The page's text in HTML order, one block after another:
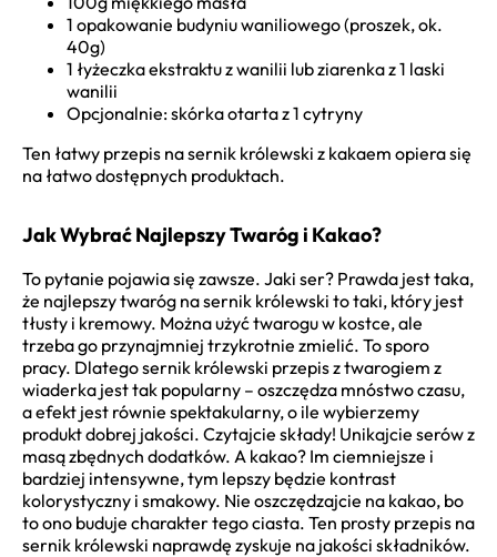
1 opakowanie budyniu waniliowego (proszek, ok.
40g)
1 łyżeczka ekstraktu z wanilii lub ziarenka z 1 laski
wanilii
Opcjonalnie: skórka otarta z 1 cytryny
Ten łatwy przepis na sernik królewski z kakaem opiera się
na łatwo dostępnych produktach.
Jak Wybrać Najlepszy Twaróg i Kakao?
To pytanie pojawia się zawsze. Jaki ser? Prawda jest taka,
że najlepszy twaróg na sernik królewski to taki, który jest
tłusty i kremowy. Można użyć twarogu w kostce, ale
trzeba go przynajmniej trzykrotnie zmielić. To sporo
pracy. Dlatego sernik królewski przepis z twarogiem z
wiaderka jest tak popularny – oszczędza mnóstwo czasu,
a efekt jest równie spektakularny, o ile wybierzemy
produkt dobrej jakości. Czytajcie składy! Unikajcie serów z
masą zbędnych dodatków. A kakao? Im ciemniejsze i
bardziej intensywne, tym lepszy będzie kontrast
kolorystyczny i smakowy. Nie oszczędzajcie na kakao, bo
to ono buduje charakter tego ciasta. Ten prosty przepis na
sernik królewski naprawdę zyskuje na jakości składników.